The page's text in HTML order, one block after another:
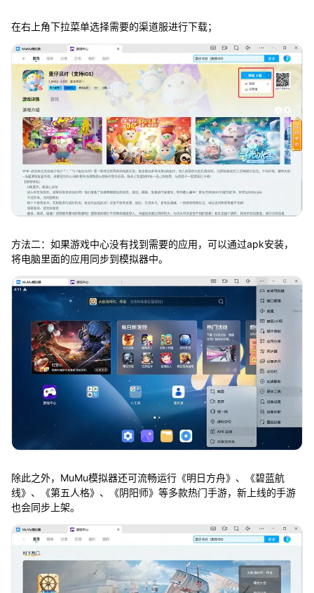
在右上角下拉菜单选择需要的渠道服进行下载；
方法二：如果游戏中心没有找到需要的应用，可以通过apk安装，
将电脑里面的应用同步到模拟器中。
除此之外，MuMu模拟器还可流畅运行《明日方舟》、《碧蓝航
线》、《第五人格》、《阴阳师》等多款热门手游，新上线的手游
也会同步上架。